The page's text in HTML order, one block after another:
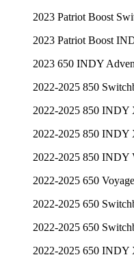
2023 Patriot Boost
2023 Patriot Boost
2023 650 INDY
2022-2025 850
2022-2025 850 INDY
2022-2025 850 INDY
2022-2025 850 INDY
2022-2025 650
2022-2025 650
2022-2025 650
2022-2025 650 INDY